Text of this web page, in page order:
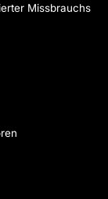
Missbrauchs